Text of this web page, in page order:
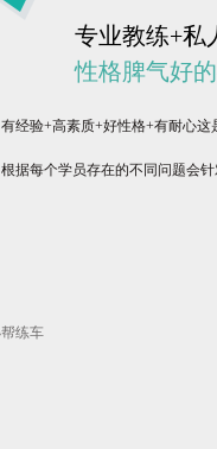
专业教练+私
性格脾气好
有经验+高素质+好性格+有耐心这
根据每个学员存在的不同问题会